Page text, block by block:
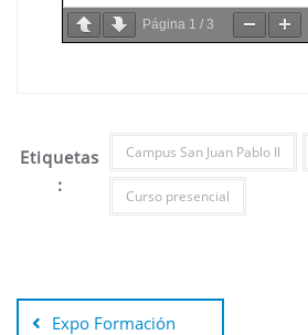
Página 1 / 3
Etiquetas
:
Campus San Juan Pablo II
Curso presencial
Expo Formación